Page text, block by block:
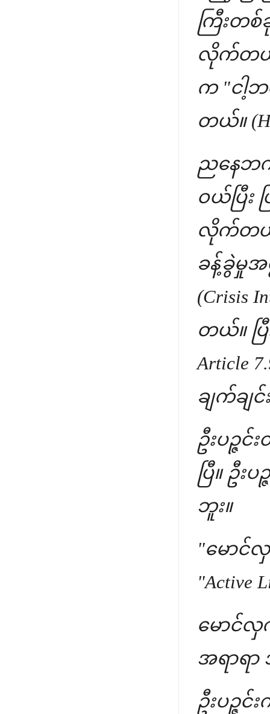
ကြီးတ
လိုက်တယ်
က "ငါ့ဘ
တယ်။
ညနေဘ
ဝယ်ပြီး
လိုက်တယ်။
ခန့်ခွဲမှုအ
(Crisis
တယ်။ ပြီ
Article
ချက်ခ
ဦးပဉ္ဇ
ပြီ။ ဦး
ဘူး။
"မောင်လှ
"Active
မောင်လှ
အရာရာ
ဦးပဉ္ဇ